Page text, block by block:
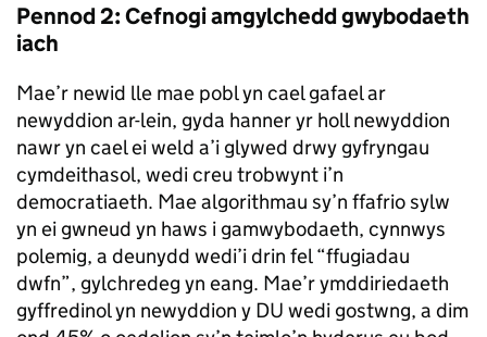
Pennod 2: Cefnogi amgylchedd gwybodaeth
iach
Mae’r newid lle mae pobl yn cael gafael ar
newyddion ar-lein, gyda hanner yr holl newyddion
nawr yn cael ei weld a’i glywed drwy gyfryngau
cymdeithasol, wedi creu trobwynt i’n
democratiaeth. Mae algorithmau sy’n ffafrio sylw
yn ei gwneud yn haws i gamwybodaeth, cynnwys
polemig, a deunydd wedi’i drin fel “ffugiadau
dwfn”, gylchredeg yn eang. Mae’r ymddiriedaeth
gyffredinol yn newyddion y DU wedi gostwng, a dim